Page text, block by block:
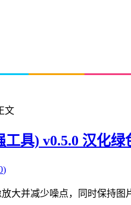
文
具) v0.5.0 汉化绿
)
大并减少噪点，同时保持